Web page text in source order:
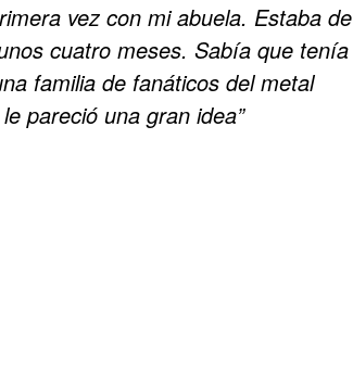
vez con mi abuela. Estaba de
cuatro meses. Sabía que tenía
familia de fanáticos del metal
pareció una gran idea”